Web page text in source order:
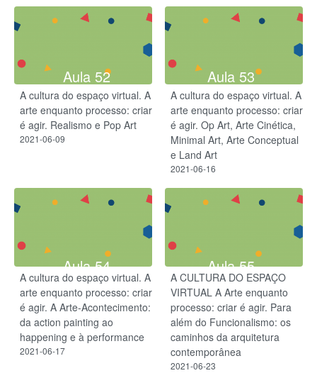
Aula 52
A cultura do espaço virtual. A
arte enquanto processo: criar
é agir. Realismo e Pop Art
2021-06-09
Aula 53
A cultura do espaço virtual. A
arte enquanto processo: criar
é agir. Op Art, Arte Cinética,
Minimal Art, Arte Conceptual
e Land Art
2021-06-16
Aula 54
A cultura do espaço virtual. A
arte enquanto processo: criar
é agir. A Arte-Acontecimento:
da action painting ao
happening e à performance
2021-06-17
Aula 55
A CULTURA DO ESPAÇO
VIRTUAL A Arte enquanto
processo: criar é agir. Para
além do Funcionalismo: os
caminhos da arquitetura
contemporânea
2021-06-23